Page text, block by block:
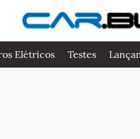
Elétricos Testes